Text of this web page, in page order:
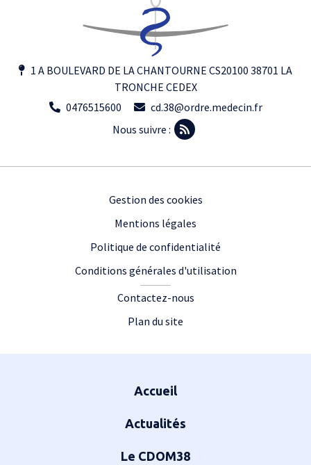
1 A BOULEVARD DE LA CHANTOURNE CS20100 38701 LA
TRONCHE CEDEX
0476515600
cd.38@ordre.medecin.fr
Nous suivre :
Gestion des cookies
Mentions légales
Politique de confidentialité
Conditions générales d'utilisation
Contactez-nous
Plan du site
Accueil
Actualités
Le CDOM38